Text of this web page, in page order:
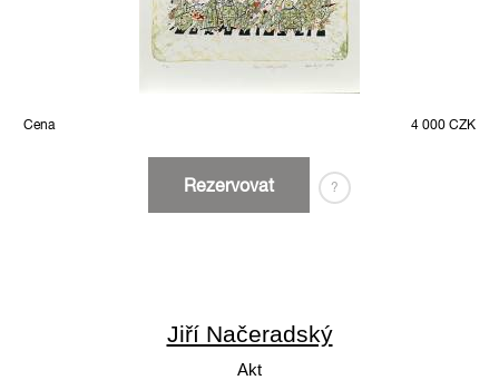
Cena 4 000 CZK
Rezervovat ?
Jiří Načeradský
Akt